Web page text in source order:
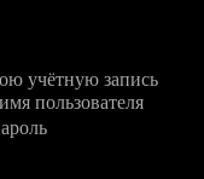
учётную запись
пользователя